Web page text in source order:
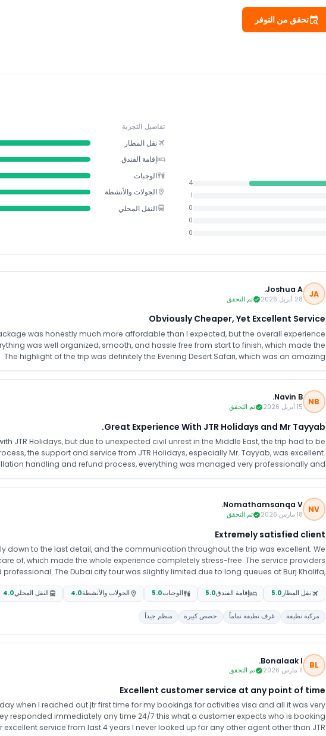
تحقق من التوفر
4
1
0
0
0
تفاصيل التجربة
نقل المطار
إقامة الفندق
الوجبات
الجولات والأنشطة
النقل المحلي
JA
Joshua A.
28 أبريل 2026 تم التحقق
Obviously Cheaper, Yet Excellent Service
was honestly much more affordable than I expected, but the overall experience
was well organized, smooth, and hassle free from start to finish, which made the
highlight of the trip was definitely the Evening Desert Safari, which was an amazing
for money package if someone wants to enjoy Dubai without spending too much,
while still getting a well planned and enjoyable experience.
NB
Navin B.
15 أبريل 2026 تم التحقق
Great Experience With JTR Holidays and Mr Tayyab.
JTR Holidays, but due to unexpected civil unrest in the Middle East, the trip had to be
the support and service from JTR Holidays, especially Mr. Tayyab, was excellent.
handling and refund process, everything was managed very professionally and
the entire process. We
NV
Nomathamsanqa V.
18 مارس 2026 تم التحقق
Extremely satisfied client
down to the last detail, and the communication throughout the trip was excellent. We
of, which made the whole experience completely stress-free. The service providers
to long queues at Burj Khalifa,
and it truly gave us a great Dubai experience. Overall, my family and I are
throughout. Special thanks to Umer for the excellent coordination and assistance
نقل المطار 5.0 إقامة الفندق5.0 الوجبات5.0 الجولات والأنشطة4.0 النقل المحلي4.0
مركبة نظيفة غرف نظيفة تماماً حصص كبيرة منظم جيداً
BL
Bonalaak l.
11 مارس 2026 تم التحقق
Excellent customer service at any point of time
when I reached out jtr first time for my bookings for activities visa and all it was very
responded immediately any time 24/7 this what a customer expects who is booking
excellent service from last 4 years I never looked up for any other agent other than JTR..